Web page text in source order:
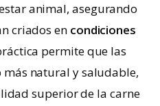
animal, asegurando
criados en condiciones
permite que las
más natural y saludable,
superior de la carne